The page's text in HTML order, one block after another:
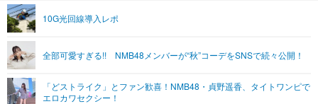
音楽
ペット
プッシュ通知の停止方法
10G光回線導入レポ
全部可愛すぎる!! NMB48メンバーが“秋”コーデをSNSで続々公開！
「どストライク」とファン歓喜！NMB48・貞野遥香、タイトワンピで
エロカワセクシー！